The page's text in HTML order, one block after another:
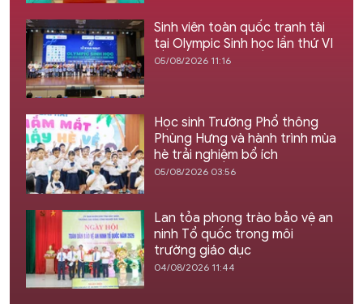
Sinh viên toàn quốc tranh tài
tại Olympic Sinh học lần thứ VI
05/08/2026 11:16
Học sinh Trường Phổ thông
Phùng Hưng và hành trình mùa
hè trải nghiệm bổ ích
05/08/2026 03:56
Lan tỏa phong trào bảo vệ an
ninh Tổ quốc trong môi
trường giáo dục
04/08/2026 11:44